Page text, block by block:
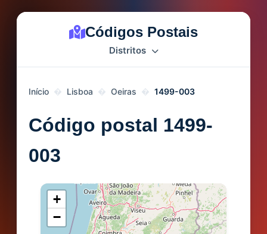
Códigos Postais
Distritos
Início Lisboa Oeiras 1499-003
Código postal 1499-
003
+
−